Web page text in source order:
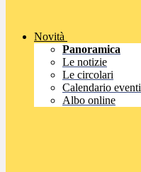
Novità
Panoramica
Le notizie
Le circolari
Calendario eventi
Albo online